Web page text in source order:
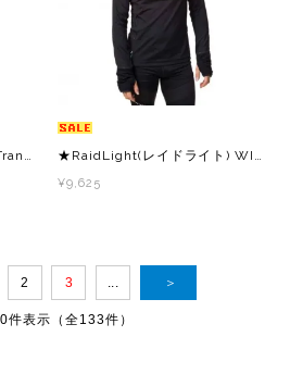
¥9,625
2 3 ... ＞
件表示（全133件）